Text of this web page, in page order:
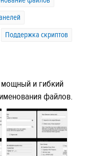
Поддержка скриптов
мощный и гибкий
файлов.